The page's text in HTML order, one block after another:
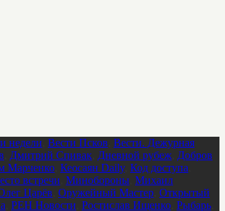
недели Вести Псков Вести. Дежурная
Дмитрий Спивак Дневной рубеж Добров
Марченко Кеосаян Daily, Код доступа
встречи Минобороны Михаил
Царёв Оружейный Мастер Открытый
РЕН Новости Ростислав Ищенко Рыбарь